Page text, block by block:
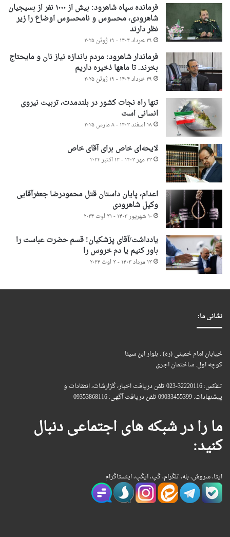
فرمانده سپاه شاهرود: بیش از ۱۰۰۰ نفر از بسیجیان
شاهرودی، محسوس و نامحسوس اوضاع را زیر
نظر دارند
۲۹ خرداد ۱۴۰۴ - ۱۹ ژوئن ۲۰۲۵
فرماندار شاهرود: مردم باندازه نیاز نان و مایحتاج
بخرند. تا ماهها ذخیره داریم
۲۹ خرداد ۱۴۰۴ - ۱۹ ژوئن ۲۰۲۵
تنها راه نجات کشور در بلندمدت، تربیت نیروی
انسانی است
۱۸ اسفند ۱۴۰۳ - ۸ مارس ۲۰۲۵
لایحه‌ای خاص برای آقای خاص
۲۳ مهر ۱۴۰۳ - ۱۴ اکتبر ۲۰۲۴
اعدام، پایان داستان قتل محمودرضا جعفرآقایی
وکیل شاهرودی
۱۰ شهریور ۱۴۰۳ - ۳۱ اوت ۲۰۲۴
یادداشت/آقای پزشکیان! قسم حضرت عباست را
باور کنیم یا دم خروس را
۱۳ مرداد ۱۴۰۳ - ۳ اوت ۲۰۲۴
نشانی ما:
خیابان امام خمینی (ره) . بلوار ابن سینا
کوچه اول. ساختمان آجری
تلفکس: 32220116-023 تلفن دریافت اخبار، گزارشات، انتقادات و
پیشنهادات: 09033455399 تلفن دریافت آگهی: 09353868116
ما را در شبکه های اجتماعی دنبال
کنید:
ایتا، سروش، بله، تلگرام، گپ، آیگپ، اینستاگرام